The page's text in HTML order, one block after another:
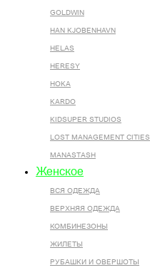
GOLDWIN
HAN KJOBENHAVN
HELAS
HERESY
HOKA
KARDO
KIDSUPER STUDIOS
LOST MANAGEMENT CITIES
MANASTASH
Женское
ВСЯ ОДЕЖДА
ВЕРХНЯЯ ОДЕЖДА
КОМБИНЕЗОНЫ
ЖИЛЕТЫ
РУБАШКИ И ОВЕРШОТЫ